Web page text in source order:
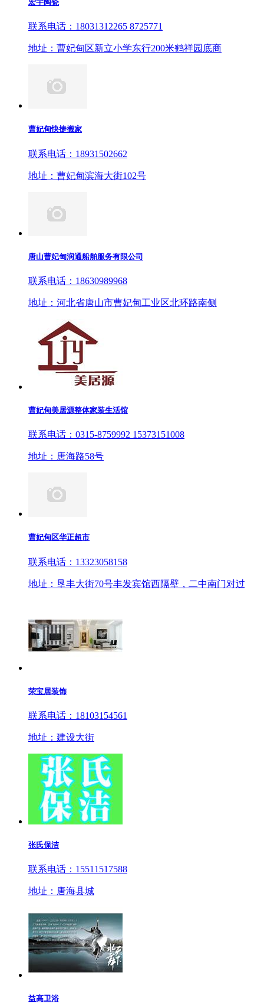
宏宇陶瓷
联系电话：18031312265 8725771
地址：曹妃甸区新立小学东行200米鹤祥园底商
曹妃甸快捷搬家
联系电话：18931502662
地址：曹妃甸滨海大街102号
唐山曹妃甸润通船舶服务有限公司
联系电话：18630989968
地址：河北省唐山市曹妃甸工业区北环路南侧
曹妃甸美居源整体家装生活馆
联系电话：0315-8759992 15373151008
地址：唐海路58号
曹妃甸区华正超市
联系电话：13323058158
地址：垦丰大街70号丰发宾馆西隔壁，二中南门对过
荣宝居装饰
联系电话：18103154561
地址：建设大街
张氏保洁
联系电话：15511517588
地址：唐海县城
益高卫浴